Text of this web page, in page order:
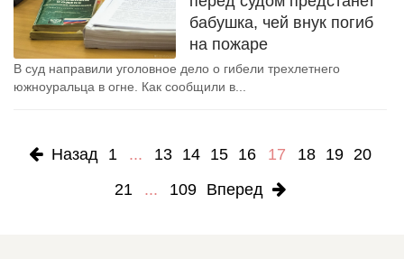
бабушка, чей внук погиб
на пожаре
В суд направили уголовное дело о гибели трехлетнего
южноуральца в огне. Как сообщили в...
Назад 1 ... 13 14 15 16 17 18 19 20
21
... 109 Вперед